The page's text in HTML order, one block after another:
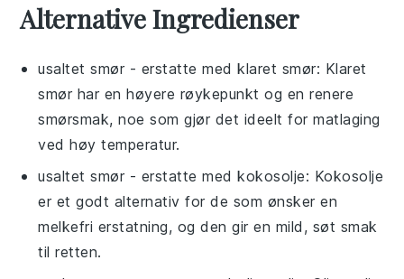
Alternative Ingredienser
usaltet smør - erstatte medklaret smør: Klaret
smør har en høyere røykepunkt og en renere
smørsmak, noe som gjør det ideelt for matlaging
ved høy temperatur.
usaltet smør - erstatte medkokosolje: Kokosolje
er et godt alternativ for de som ønsker en
melkefri erstatning, og den gir en mild, søt smak
til retten.